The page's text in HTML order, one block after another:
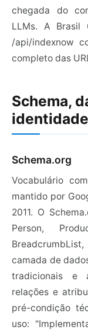
chegada do
LLMs. A Brasil
/api/indexnow
completo das
Schema,
identidade
Schema.org
Vocabulário
mantido por
2011. O
Person,
camada de
tradicionais e
relações e
pré-condição
uso: